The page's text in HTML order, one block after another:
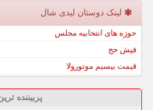
لینک دوستان لیدی شال
حوزه های انتخابیه مجلس
فیش حج
قیمت بیسیم موتورولا
پربیننده